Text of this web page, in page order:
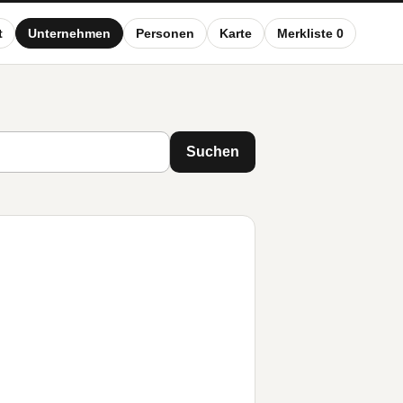
Unternehmen Personen Karte Merkliste 0
Suchen